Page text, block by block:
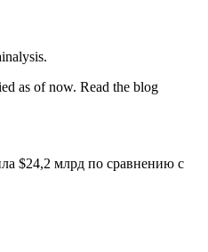
as of now. Read the blog
$24,2 млрд по сравнению с